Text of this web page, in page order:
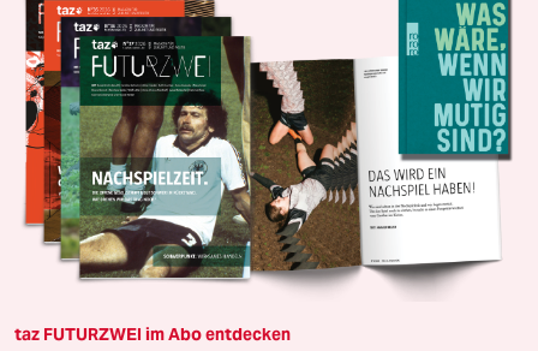
taz FUTURZWEI im Abo entdecken